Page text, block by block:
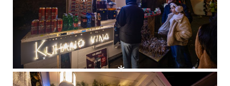
*
*
*
*
*
*